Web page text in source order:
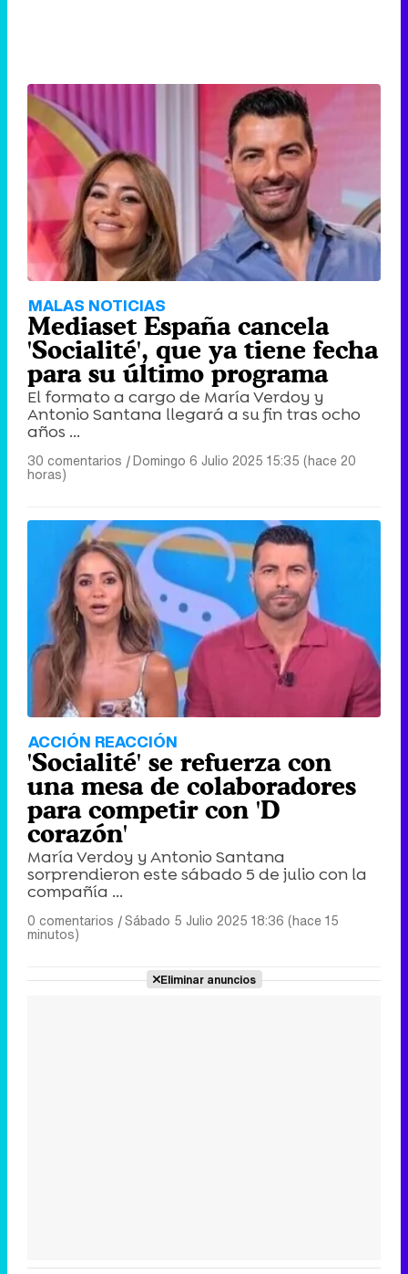
MALAS NOTICIAS
Mediaset España cancela
'Socialité', que ya tiene fecha
para su último programa
El formato a cargo de María Verdoy y
Antonio Santana llegará a su fin tras ocho
años ...
30 comentarios |Domingo 6 Julio 2025 15:35 (hace 20
horas)
ACCIÓN REACCIÓN
'Socialité' se refuerza con
una mesa de colaboradores
para competir con 'D
corazón'
María Verdoy y Antonio Santana
sorprendieron este sábado 5 de julio con la
compañía ...
0 comentarios |Sábado 5 Julio 2025 18:36 (hace 15
minutos)
Eliminar anuncios